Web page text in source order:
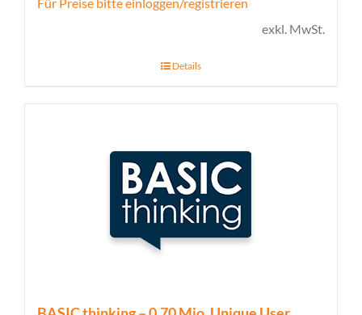
Für Preise bitte einloggen/registrieren
exkl. MwSt.
Details